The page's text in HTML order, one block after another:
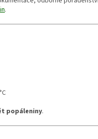
.
popáleniny.